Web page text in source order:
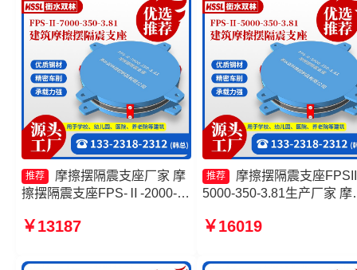
推荐
摩擦摆隔震支座厂家 摩
擦摆隔震支座FPS-Ⅱ-2000-
摆隔震支座源头工厂 建筑摩擦
￥13187
推荐
摩擦摆隔震支座
5000-350-3.81生产厂家 摩
隔震支座FPSII-1000-350-
1000-350-3.81生产厂家
￥16019